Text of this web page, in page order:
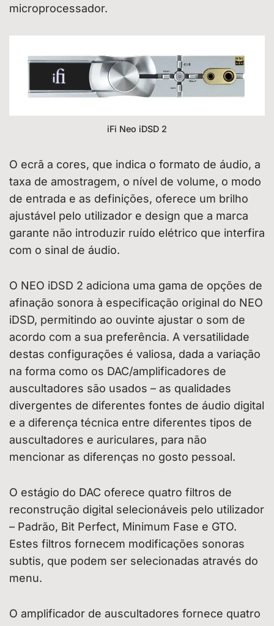
microprocessador.
iFi Neo iDSD 2
O ecrã a cores, que indica o formato de áudio, a
taxa de amostragem, o nível de volume, o modo
de entrada e as definições, oferece um brilho
ajustável pelo utilizador e design que a marca
garante não introduzir ruído elétrico que interfira
com o sinal de áudio.
O NEO iDSD 2 adiciona uma gama de opções de
afinação sonora à especificação original do NEO
iDSD, permitindo ao ouvinte ajustar o som de
acordo com a sua preferência. A versatilidade
destas configurações é valiosa, dada a variação
na forma como os DAC/amplificadores de
auscultadores são usados – as qualidades
divergentes de diferentes fontes de áudio digital
e a diferença técnica entre diferentes tipos de
auscultadores e auriculares, para não
mencionar as diferenças no gosto pessoal.
O estágio do DAC oferece quatro filtros de
reconstrução digital selecionáveis pelo utilizador
– Padrão, Bit Perfect, Minimum Fase e GTO.
Estes filtros fornecem modificações sonoras
subtis, que podem ser selecionadas através do
menu.
O amplificador de auscultadores fornece quatro